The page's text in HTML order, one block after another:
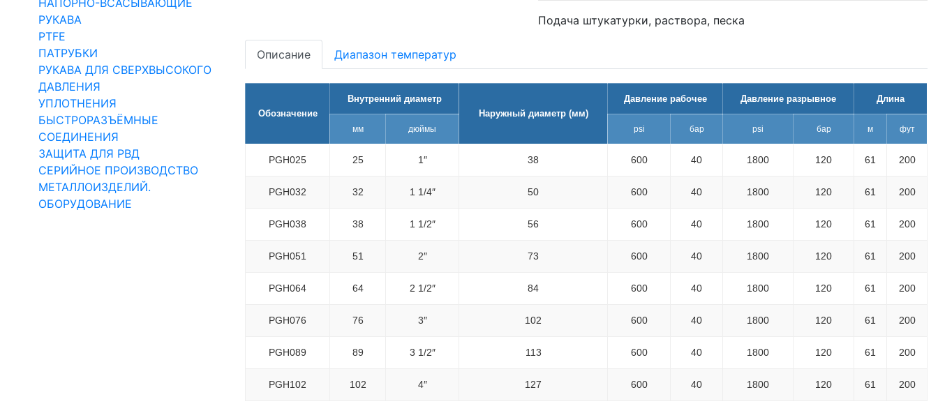
РУКАВА
PTFE
ПАТРУБКИ
РУКАВА ДЛЯ СВЕРХВЫСОКОГО
ДАВЛЕНИЯ
УПЛОТНЕНИЯ
БЫСТРОРАЗЪЁМНЫЕ
СОЕДИНЕНИЯ
ЗАЩИТА ДЛЯ РВД
СЕРИЙНОЕ ПРОИЗВОДСТВО
МЕТАЛЛОИЗДЕЛИЙ.
ОБОРУДОВАНИЕ
Подача штукатурки, раствора, песка
Описание Диапазон температур
Обозначение
Внутренний диаметр
Наружный диаметр (мм)
Давление рабочее Давление разрывное Длина
мм дюймы psi бар psi бар м фут
PGH025 25 1″ 38 600 40 1800 120 61 200
PGH032 32 1 1/4″ 50 600 40 1800 120 61 200
PGH038 38 1 1/2″ 56 600 40 1800 120 61 200
PGH051 51 2″ 73 600 40 1800 120 61 200
PGH064 64 2 1/2″ 84 600 40 1800 120 61 200
PGH076 76 3″ 102 600 40 1800 120 61 200
PGH089 89 3 1/2″ 113 600 40 1800 120 61 200
PGH102 102 4″ 127 600 40 1800 120 61 200